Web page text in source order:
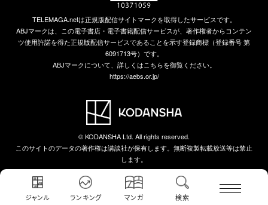
ジャンル ランキング マンガ 検索
TELEMAGA.netは正規版配信サイトマークを取得したサービスです。
ABJマークは、この電子書店・電子書籍配信サービスが、著作権者からコンテン
ツ使用許諾を得た正規版配信サービスであることを示す登録商標（登録番号 第
6091713号）です。
ABJマークについて、詳しくはこちらを御覧ください。
https://aebs.or.jp/
© KODANSHA Ltd. All rights reserved.
このサイトのデータの著作権は講談社が保有します。無断複製転載放送等は禁止
します。